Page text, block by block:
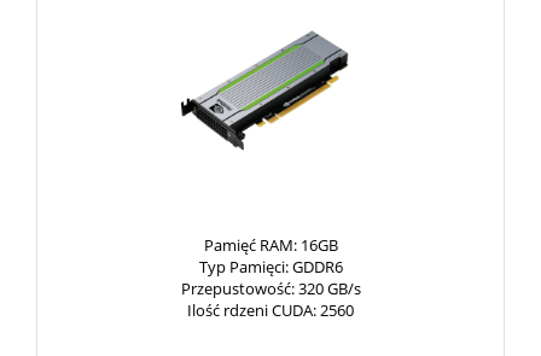
Pamięć RAM: 16GB
Typ Pamięci: GDDR6
Przepustowość: 320 GB/s
Ilość rdzeni CUDA: 2560